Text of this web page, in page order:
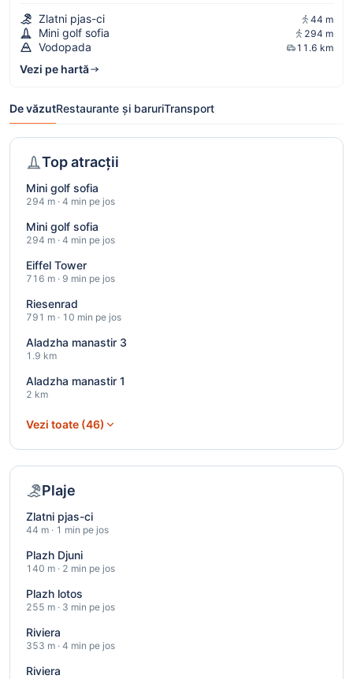
Zlatni pjas-ci
44 m
Mini golf sofia 294 m
Vodopada 11.6 km
Vezi pe hartă
De văzutRestaurante și baruriTransport
Top atracții
Mini golf sofia
294 m · 4 min pe jos
Mini golf sofia
294 m · 4 min pe jos
Eiffel Tower
716 m · 9 min pe jos
Riesenrad
791 m · 10 min pe jos
Aladzha manastir 3
1.9 km
Aladzha manastir 1
2 km
Vezi toate (46)
Plaje
Zlatni pjas-ci
44 m · 1 min pe jos
Plazh Djuni
140 m · 2 min pe jos
Plazh lotos
255 m · 3 min pe jos
Riviera
353 m · 4 min pe jos
Riviera